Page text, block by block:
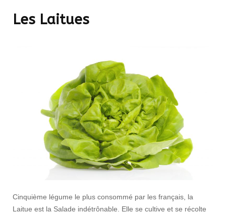
Les Laitues
Cinquième légume le plus consommé par les français, la
Laitue est la Salade indétrônable. Elle se cultive et se récolte